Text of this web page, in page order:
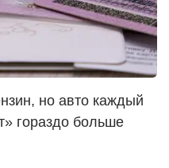
но авто каждый
гораздо больше